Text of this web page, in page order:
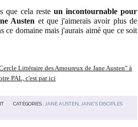
que cela reste un incontournable pour
Austen et que j'aimerais avoir plus de
ce domaine mais j'aurais aimé que ce soit
Littéraire des Amoureux de Jane Austen" à
PAL, c'est par ici
CATÉGORIES : JANE AUSTEN
JANE'S DISCIPLES